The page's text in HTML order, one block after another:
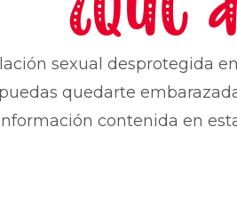
sexual desprotegida
quedarte
contenida en